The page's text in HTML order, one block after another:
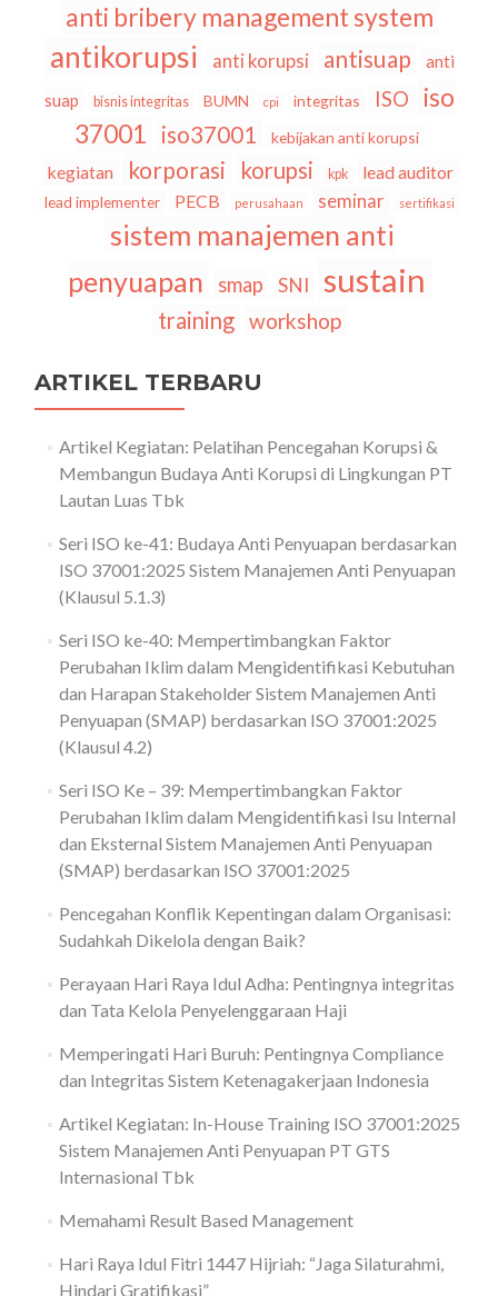
anti bribery management system
antikorupsi anti korupsi antisuap
anti
suap
bisnis integritas BUMN cpi integritas ISO
iso
37001
iso37001 kebijakan anti korupsi
kegiatan korporasi korupsi kpk lead auditor
lead implementer PECB perusahaan seminar sertifikasi
sistem manajemen anti
penyuapan
smap SNI sustain
training workshop
ARTIKEL TERBARU
Artikel Kegiatan: Pelatihan Pencegahan Korupsi &
Membangun Budaya Anti Korupsi di Lingkungan PT
Lautan Luas Tbk
Seri ISO ke-41: Budaya Anti Penyuapan berdasarkan
ISO 37001:2025 Sistem Manajemen Anti Penyuapan
(Klausul 5.1.3)
Seri ISO ke-40: Mempertimbangkan Faktor
Perubahan Iklim dalam Mengidentifikasi Kebutuhan
dan Harapan Stakeholder Sistem Manajemen Anti
Penyuapan (SMAP) berdasarkan ISO 37001:2025
(Klausul 4.2)
Seri ISO Ke – 39: Mempertimbangkan Faktor
Perubahan Iklim dalam Mengidentifikasi Isu Internal
dan Eksternal Sistem Manajemen Anti Penyuapan
(SMAP) berdasarkan ISO 37001:2025
Pencegahan Konflik Kepentingan dalam Organisasi:
Sudahkah Dikelola dengan Baik?
Perayaan Hari Raya Idul Adha: Pentingnya integritas
dan Tata Kelola Penyelenggaraan Haji
Memperingati Hari Buruh: Pentingnya Compliance
dan Integritas Sistem Ketenagakerjaan Indonesia
Artikel Kegiatan: In-House Training ISO 37001:2025
Sistem Manajemen Anti Penyuapan PT GTS
Internasional Tbk
Memahami Result Based Management
Hari Raya Idul Fitri 1447 Hijriah: “Jaga Silaturahmi,
Hindari Gratifikasi”